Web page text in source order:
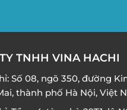
TNHH VINA HACHI
Số 08, ngõ 350, đường
thành phố Hà Nội, Việt